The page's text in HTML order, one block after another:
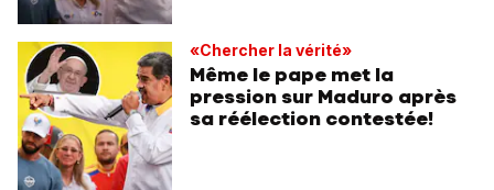
«Chercher la vérité»
Même le pape met la
pression sur Maduro après
sa réélection contestée!